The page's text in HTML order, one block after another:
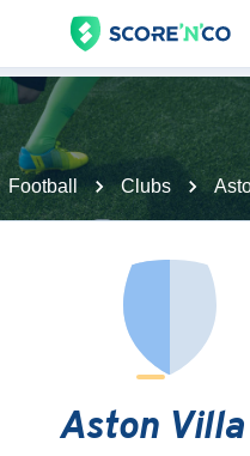
Football Clubs
Aston Villa